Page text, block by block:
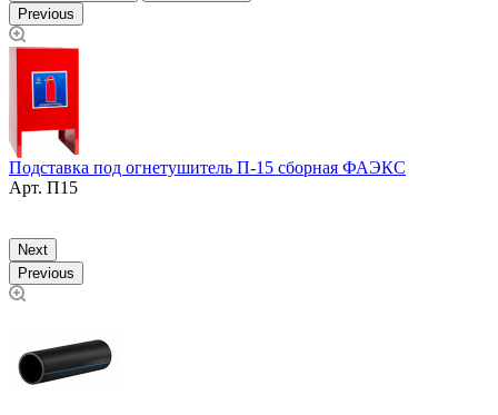
Previous
Подставка под огнетушитель П-15 сборная ФАЭКС
Арт. П15
Next
Previous